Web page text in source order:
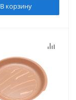
В корзину